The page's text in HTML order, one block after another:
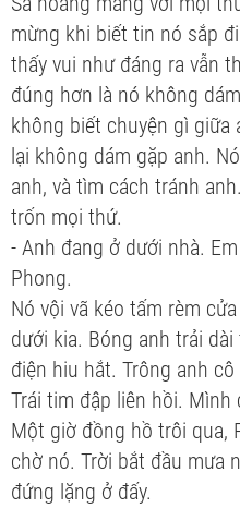
mừng khi biết tin nó sắp
thấy vui như đáng ra vẫn
đúng hơn là nó không
không biết chuyện gì giữa
lại không dám gặp anh.
anh, và tìm cách tránh
trốn mọi thứ.
- Anh đang ở dưới nhà.
Phong.
Nó vội vã kéo tấm rèm
dưới kia. Bóng anh trải
điện hiu hắt. Trông anh
Trái tim đập liên hồi.
Một giờ đồng hồ trôi qua,
chờ nó. Trời bắt đầu mưa
đứng lặng ở đấy.